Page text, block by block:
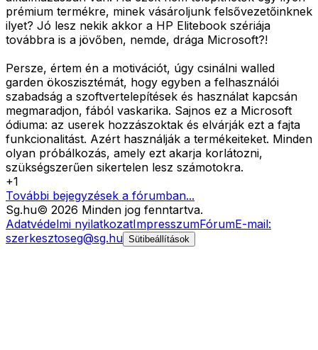
prémium termékre, minek vásároljunk felsővezetőinknek
ilyet? Jó lesz nekik akkor a HP Elitebook szériája
továbbra is a jövőben, nemde, drága Microsoft?!
Persze, értem én a motivációt, úgy csinálni walled
garden ökoszisztémát, hogy egyben a felhasználói
szabadság a szoftvertelepítések és használat kapcsán
megmaradjon, fából vaskarika. Sajnos ez a Microsoft
ódiuma: az userek hozzászoktak és elvárják ezt a fajta
funkcionalitást. Azért használják a termékeiteket. Minden
olyan próbálkozás, amely ezt akarja korlátozni,
szükségszerűen sikertelen lesz számotokra.
+1
További bejegyzések a fórumban...
Sg.hu© 2026 Minden jog fenntartva.
Adatvédelmi nyilatkozatImpresszumFórumE-mail:
szerkesztoseg@sg.hu Sütibeállítások